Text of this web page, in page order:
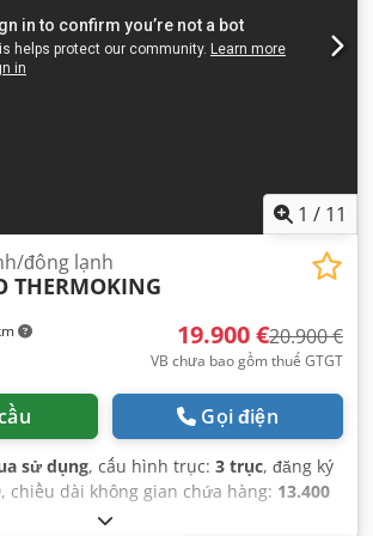
1 / 11
đông lạnh
THERMOKING
19.900 €20.900 €
VB chưa bao gồm thuế GTGT
Gọi điện
sử dụng, cấu hình trục: 3 trục, đăng ký
, chiều dài không gian chứa hàng: 13.400
khoang hàng: